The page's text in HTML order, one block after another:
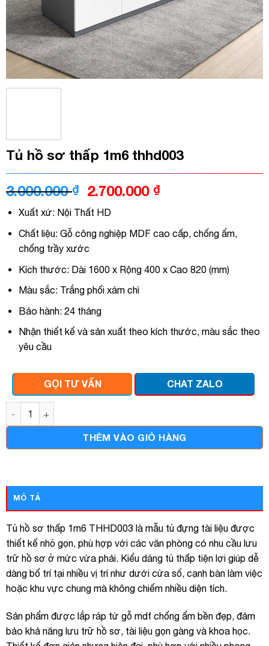
Tủ hồ sơ thấp 1m6 thhd003
3.000.000₫
Giá
gốc
là:
3.000.000 ₫.
2.700.000 ₫Giá
là:
Xuất xứ: Nội Thất HD
Chất liệu: Gỗ công nghiệp MDF cao cấp, chống ẩm,
chống trầy xước
Kích thước: Dài 1600 x Rộng 400 x Cao 820 (mm)
Màu sắc: Trắng phối xám chì
Bảo hành: 24 tháng
Nhận thiết kế và sản xuất theo kích thước, màu sắc theo
yêu cầu
GỌI TƯ VẤN CHAT ZALO
Tủ hồ sơ thấp 1m6 thhd003 số lượng
THÊM VÀO GIỎ HÀNG
MÔ TẢ
Tủ hồ sơ thấp 1m6 THHD003 là mẫu tủ đựng tài liệu được
thiết kế nhỏ gọn, phù hợp với các văn phòng có nhu cầu lưu
trữ hồ sơ ở mức vừa phải. Kiểu dáng tủ thấp tiện lợi giúp dễ
dàng bố trí tại nhiều vị trí như dưới cửa sổ, cạnh bàn làm việc
hoặc khu vực chung mà không chiếm nhiều diện tích.
Sản phẩm được lắp ráp từ gỗ mdf chống ẩm bền đẹp, đảm
bảo khả năng lưu trữ hồ sơ, tài liệu gọn gàng và khoa học.